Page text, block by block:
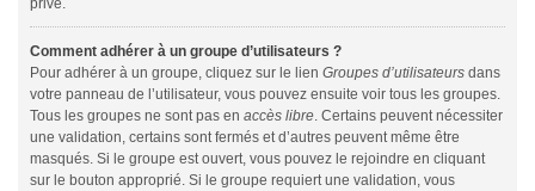
privé.
Comment adhérer à un groupe d’utilisateurs ?
Pour adhérer à un groupe, cliquez sur le lien Groupes d’utilisateurs dans
votre panneau de l’utilisateur, vous pouvez ensuite voir tous les groupes.
Tous les groupes ne sont pas en accès libre. Certains peuvent nécessiter
une validation, certains sont fermés et d’autres peuvent même être
masqués. Si le groupe est ouvert, vous pouvez le rejoindre en cliquant
sur le bouton approprié. Si le groupe requiert une validation, vous